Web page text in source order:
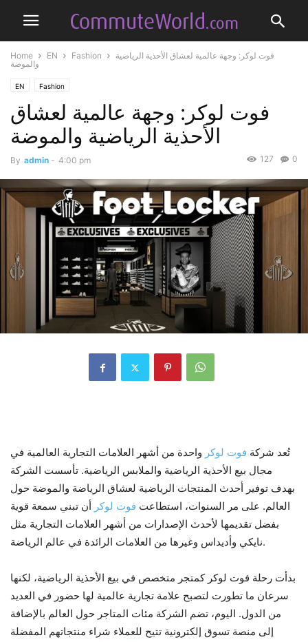
Home EN Fashion
فوت لوكر: وجهة عالمية لعشاق الأحذية الرياضية
والموضة
EN Fashion
فوت لوكر: وجهة عالمية لعشاق
الأحذية الرياضية والموضة
By admin - 4:00 pm 0
127
تُعد شركة فوت لوكر واحدة من أشهر العلامات التجارية العالمية في
مجال بيع الأحذية الرياضية والملابس الرياضية. تأسست الشركة
بهدف توفير أحدث المنتجات الرياضية لعشاق الرياضة والموضة حول
العالم. على مر السنوات، استطاعت فوت لوكر أن تبني سمعة قوية
بفضل تقديمها لأحدث الإصدارات من أشهر العلامات التجارية مثل
نايكي وأديداس وغيرها من العلامات الرائدة في عالم الرياضة.
بدأت رحلة فوت لوكر كمتجر متخصص في بيع الأحذية الرياضية، لكنها
سرعان ما تطورت لتصبح علامة تجارية عالمية لها حضور في العديد
من الدول. اليوم، تضم الشركة مئات المتاجر حول العالم بالإضافة
إلى منصة تسوق إلكترونية تتيح للعملاء شراء منتجاتهم المفضلة